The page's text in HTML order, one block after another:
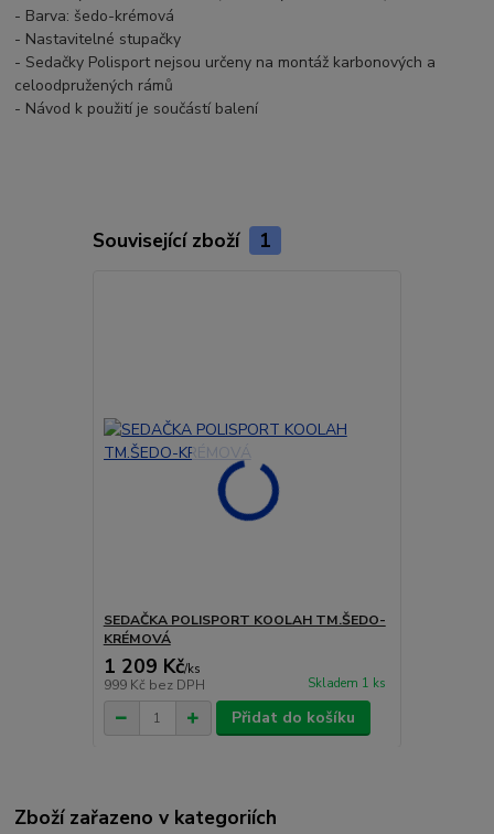
- Barva: šedo-krémová
- Nastavitelné stupačky
- Sedačky Polisport nejsou určeny na montáž karbonových a
celoodpružených rámů
- Návod k použití je součástí balení
Související zboží 1
SEDAČKA POLISPORT KOOLAH TM.ŠEDO-
KRÉMOVÁ
1 209 Kč/ks
999 Kč bez DPH Skladem 1 ks
Přidat do košíku
Zboží zařazeno v kategoriích